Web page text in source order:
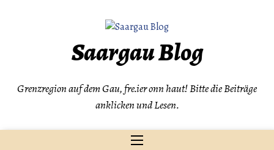
Saargau Blog
Grenzregion auf dem Gau, fre.ier onn haut! Bitte die Beiträge
anklicken und Lesen.